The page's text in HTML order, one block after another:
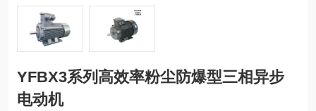
YFBX3系列高效率粉尘防爆型三相异步
电动机